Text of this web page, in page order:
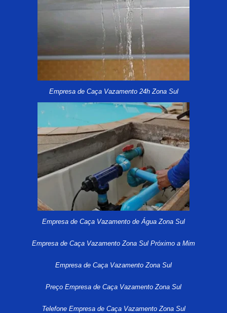
Empresa de Caça Vazamento 24h Zona Sul
Empresa de Caça Vazamento de Água Zona Sul
Empresa de Caça Vazamento Zona Sul Próximo a Mim
Empresa de Caça Vazamento Zona Sul
Preço Empresa de Caça Vazamento Zona Sul
Telefone Empresa de Caça Vazamento Zona Sul